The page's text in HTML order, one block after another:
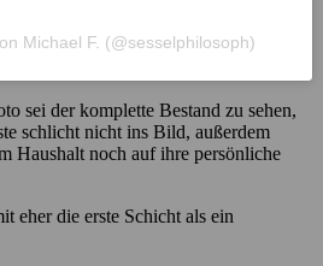
Michael F. (@sesselphilosoph)
sei der komplette Bestand zu sehen,
schlicht nicht ins Bild, außerdem
Haushalt noch auf ihre persönliche
eher die erste Schicht als ein